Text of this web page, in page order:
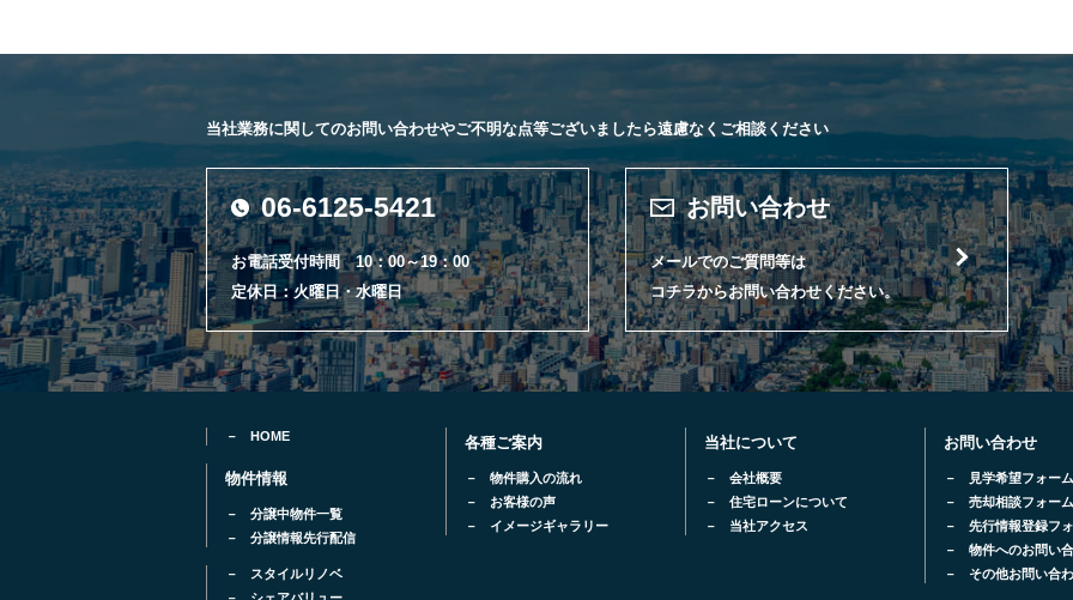
当社業務に関してのお問い合わせやご不明な点等ございましたら遠慮なくご相談ください
06-6125-5421
お電話受付時間 10：00～19：00
定休日：火曜日・水曜日
お問い合わせ
メールでのご質問等は
コチラからお問い合わせください。
HOME
物件情報
分譲中物件一覧
分譲情報先行配信
スタイルリノベ
各種ご案内
物件購入の流れ
お客様の声
イメージギャラリー
当社について
会社概要
住宅ローンについて
当社アクセス
お問い合わせ
見学希望フォーム
売却相談フォーム
先行情報登録フ
物件へのお問い
その他お問い合